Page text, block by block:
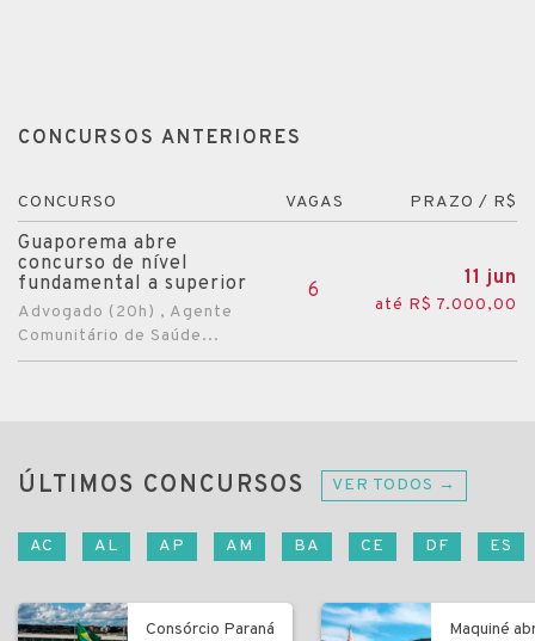
CONCURSOS ANTERIORES
CONCURSO VAGAS PRAZO / R$
Guaporema abre
concurso de nível
fundamental a superior
Advogado (20h) , Agente
Comunitário de Saúde...
6
11 jun
até R$ 7.000,00
ÚLTIMOS CONCURSOS VER TODOS →
AC AL AP AM BA CE DF ES
Consórcio Paraná
Maquiné